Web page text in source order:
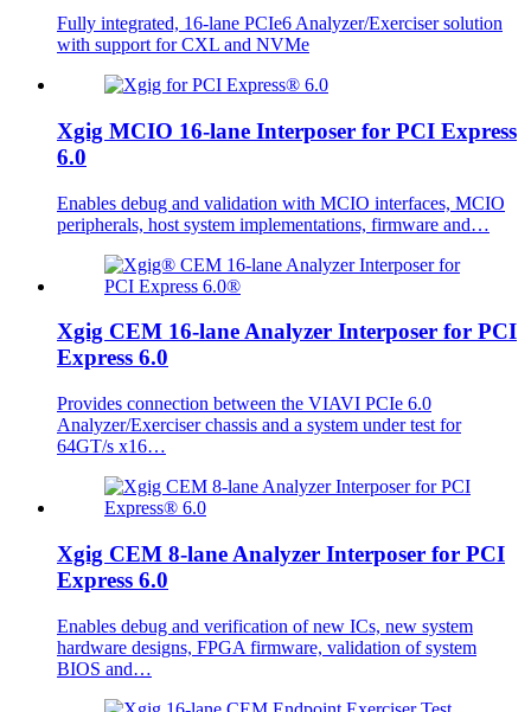
Fully integrated, 16-lane PCIe6 Analyzer/Exerciser solution
with support for CXL and NVMe
Xgig MCIO 16-lane Interposer for PCI Express
6.0
Enables debug and validation with MCIO interfaces, MCIO
peripherals, host system implementations, firmware and…
Xgig CEM 16-lane Analyzer Interposer for PCI
Express 6.0
Provides connection between the VIAVI PCIe 6.0
Analyzer/Exerciser chassis and a system under test for
64GT/s x16…
Xgig CEM 8-lane Analyzer Interposer for PCI
Express 6.0
Enables debug and verification of new ICs, new system
hardware designs, FPGA firmware, validation of system
BIOS and…